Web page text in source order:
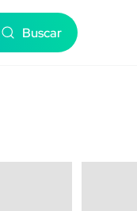
Buscar